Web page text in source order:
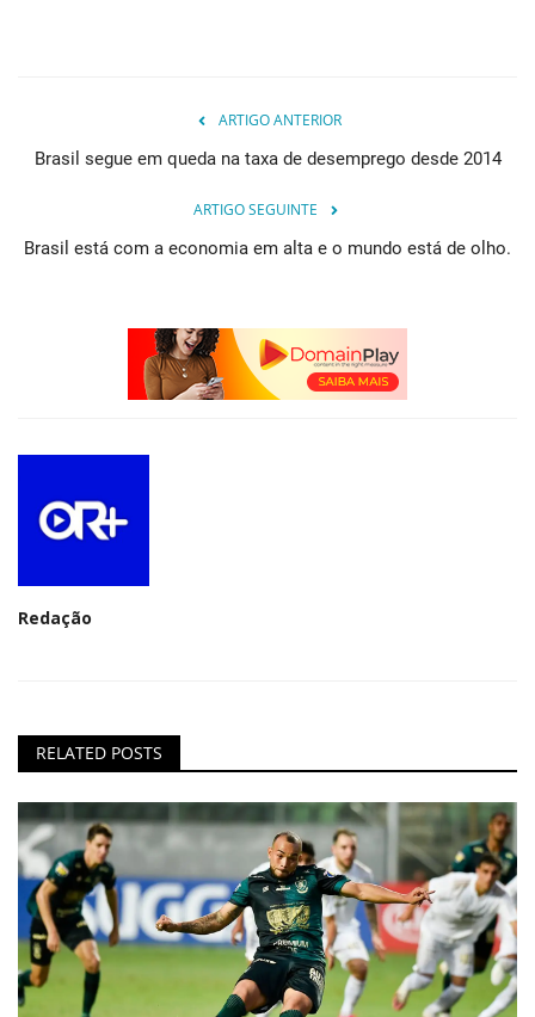
ARTIGO ANTERIOR
Brasil segue em queda na taxa de desemprego desde 2014
ARTIGO SEGUINTE
Brasil está com a economia em alta e o mundo está de olho.
Redação
RELATED POSTS